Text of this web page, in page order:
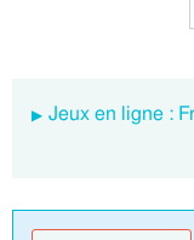
Jeux en ligne :